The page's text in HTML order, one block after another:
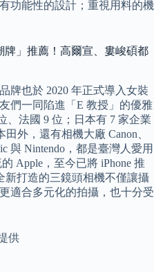
功能性的設計；重視用料的機
牌」推薦！高爾宣、婁峻碩都
牌也於 2020 年正式導入女裝
們一同陷進「E 教授」的優雅
、法國 9 位；日本有 7 家企業
外，還有相機大廠 Canon、
與 Nintendo，都是臺灣人愛用
Apple，至今已將 iPhone 推
新打造的三鏡頭相機不僅讓攝
適合多元化的拍攝，也十分受
供